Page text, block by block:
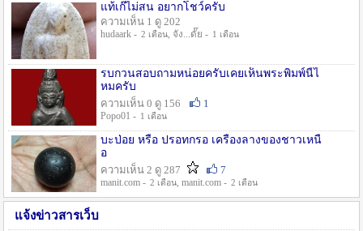
แท้เก๊ไม่สน อยากโชว์ครับ
ความเห็น 1 ดู 202
hudaark - 2 เดือน, จัง...ดั๊ย - 1 เดือน
รบกวนสอบถามหน่อยครับเคยเห็นพระพิมพ์นี้ไ
หมครับ
ความเห็น 0 ดู 156
1
Popo01 - 1 เดือน
บะป่อย หรือ ปรอทกรอ เครื่องลางของชาวเหนื
อ
ความเห็น 2 ดู 287
7
manit.com - 2 เดือน, manit.com - 2 เดือน
แจ้งข่าวสารเว็บ